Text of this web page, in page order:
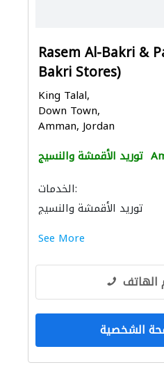
Rasem Al-Bakri &
Bakri Stores)
King Talal,
Down Town,
Amman, Jordan
توريد الأقمشة والنسيج
الخدمات:
توريد الأقمشة والنسيج
See More
الشخصية